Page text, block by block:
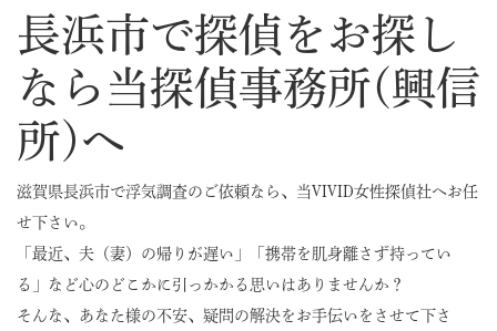
長浜市で探偵をお探し
なら当探偵事務所(興信
所)へ
滋賀県長浜市で浮気調査のご依頼なら、当VIVID女性探偵社へお任
せ下さい。
「最近、夫（妻）の帰りが遅い」「携帯を肌身離さず持ってい
る」など心のどこかに引っかかる思いはありませんか？
そんな、あなた様の不安、疑問の解決をお手伝いをさせて下さ